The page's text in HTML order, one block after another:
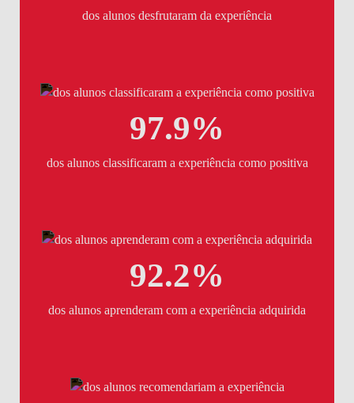
dos alunos desfrutaram da experiência
97.9%
dos alunos classificaram a experiência como positiva
92.2%
dos alunos aprenderam com a experiência adquirida